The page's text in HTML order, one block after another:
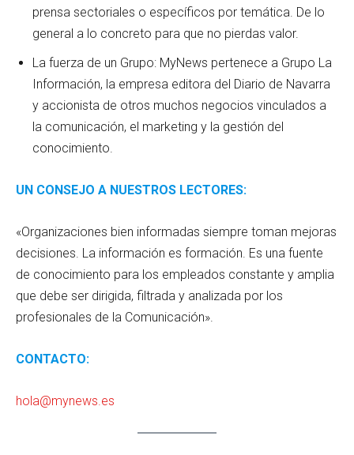
prensa sectoriales o específicos por temática. De lo
general a lo concreto para que no pierdas valor.
La fuerza de un Grupo: MyNews pertenece a Grupo La
Información, la empresa editora del Diario de Navarra
y accionista de otros muchos negocios vinculados a
la comunicación, el marketing y la gestión del
conocimiento.
UN CONSEJO A NUESTROS LECTORES:
«Organizaciones bien informadas siempre toman mejoras
decisiones. La información es formación. Es una fuente
de conocimiento para los empleados constante y amplia
que debe ser dirigida, filtrada y analizada por los
profesionales de la Comunicación».
CONTACTO:
hola@mynews.es